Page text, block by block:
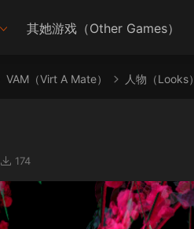
其她游戏（Other Games）
VAM（Virt A Mate） 人物（Looks）
174